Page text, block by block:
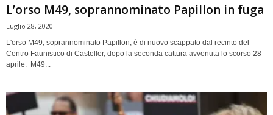
L’orso M49, soprannominato Papillon in fuga
Luglio 28, 2020
L'orso M49, soprannominato Papillon, è di nuovo scappato dal recinto del
Centro Faunistico di Casteller, dopo la seconda cattura avvenuta lo scorso 28
aprile. M49...